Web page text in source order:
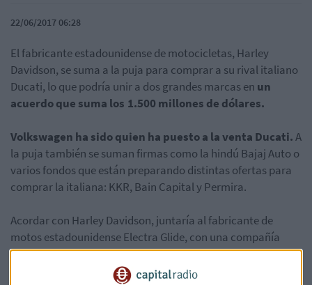
22/06/2017 06:28
El fabricante estadounidense de motocicletas, Harley
Davidson, se suma a la puja para comprar a su rival italiano
Ducati, lo que podría unir a dos grandes marcas en un
acuerdo que suma los 1.500 millones de dólares.
Volkswagen ha sido quien ha puesto a la venta Ducati.A
la puja también se suman firmas como la hindú Bajaj Auto o
varios fondos que están preparando distintas ofertas para
comprar la italiana: KKR, Bain Capital y Permira.
Acordar con Harley Davidson, juntaría al fabricante de
motos estadounidense Electra Glide, con una compañía
europea cuyos productos son muy conocidos en el mundo